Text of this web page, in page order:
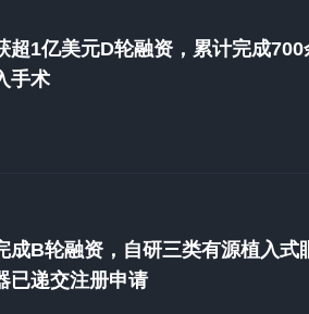
超1亿美元D轮融资，累计完成700
手术
成B轮融资，自研三类有源植入式
已递交注册申请